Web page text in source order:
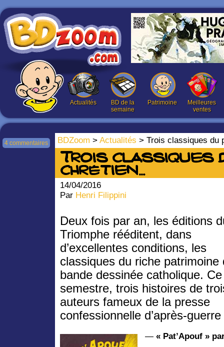
Actualités
BD de la
semaine
Patrimoine
Meilleures
ventes
BDZoom > Actualités > Trois classiques
4 commentaires
Trois classiques
chrétien…
14/04/2016
Par Henri Filippini
Deux fois par an, les éditions
Triomphe rééditent, dans
d’excellentes conditions, les
classiques du riche patrimoine
bande dessinée catholique. Ce
semestre, trois histoires de
auteurs fameux de la presse
confessionnelle d’après-
— « Pat’Apouf »